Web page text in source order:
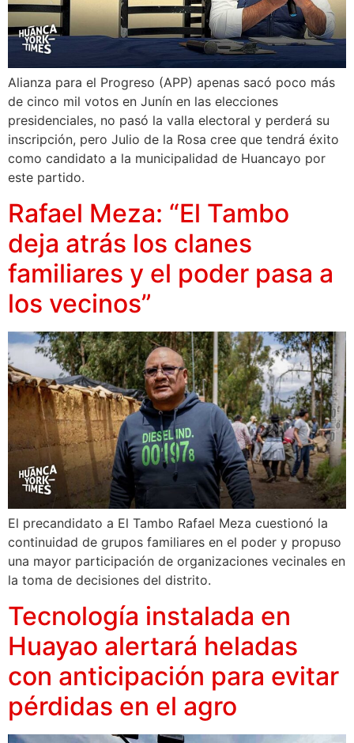
Alianza para el Progreso (APP) apenas sacó poco más
de cinco mil votos en Junín en las elecciones
presidenciales, no pasó la valla electoral y perderá su
inscripción, pero Julio de la Rosa cree que tendrá éxito
como candidato a la municipalidad de Huancayo por
este partido.
Rafael Meza: “El Tambo
deja atrás los clanes
familiares y el poder pasa a
los vecinos”
El precandidato a El Tambo Rafael Meza cuestionó la
continuidad de grupos familiares en el poder y propuso
una mayor participación de organizaciones vecinales en
la toma de decisiones del distrito.
Tecnología instalada en
Huayao alertará heladas
con anticipación para evitar
pérdidas en el agro